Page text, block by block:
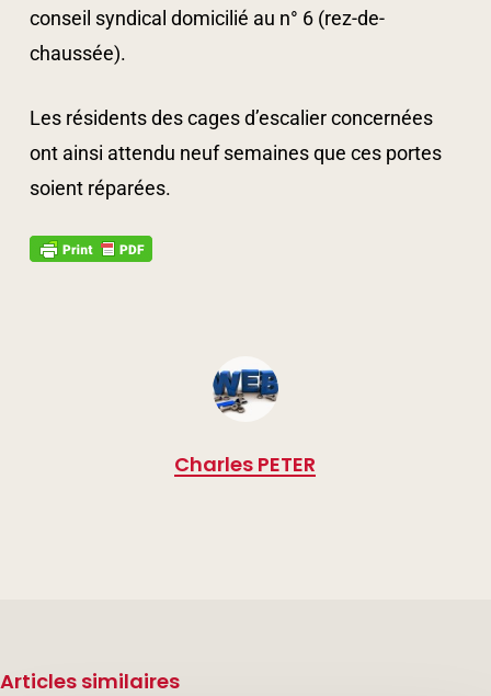
conseil syndical domicilié au n° 6 (rez-de-
chaussée).
Les résidents des cages d’escalier concernées
ont ainsi attendu neuf semaines que ces portes
soient réparées.
Charles PETER
Articles similaires